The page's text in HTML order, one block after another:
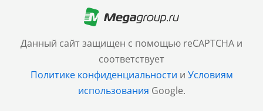
Данный сайт защищен с помощью reCAPTCHA и
соответствует
Политике конфиденциальности и Условиям
использования Google.
+7 (499) 705-30-10
Санкт-Петербург
+7 (812) 600-77-33
Барнаул
+7 (961) 999-93-93